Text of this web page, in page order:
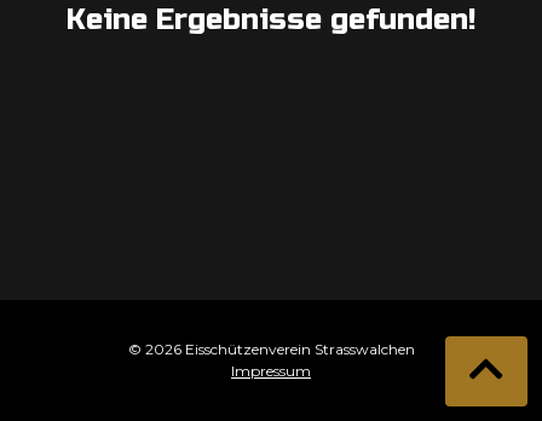
Keine Ergebnisse gefunden!
© 2026 Eisschützenverein Strasswalchen
Impressum